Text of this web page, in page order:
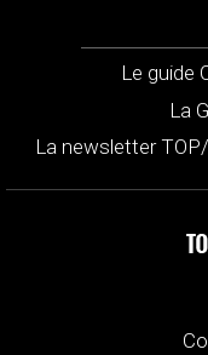
Le guide
La
La newsletter